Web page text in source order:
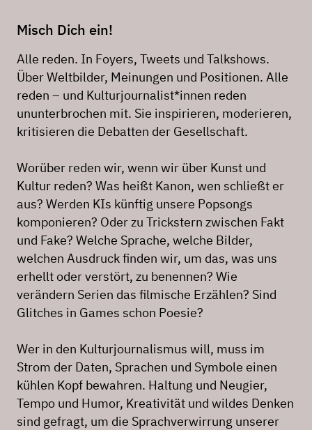
Misch Dich ein!
Alle reden. In Foyers, Tweets und Talkshows.
Über Weltbilder, Meinungen und Positionen. Alle
reden – und Kulturjournalist*innen reden
ununterbrochen mit. Sie inspirieren, moderieren,
kritisieren die Debatten der Gesellschaft.
Worüber reden wir, wenn wir über Kunst und
Kultur reden? Was heißt Kanon, wen schließt er
aus? Werden KIs künftig unsere Popsongs
komponieren? Oder zu Trickstern zwischen Fakt
und Fake? Welche Sprache, welche Bilder,
welchen Ausdruck finden wir, um das, was uns
erhellt oder verstört, zu benennen? Wie
verändern Serien das filmische Erzählen? Sind
Glitches in Games schon Poesie?
Wer in den Kulturjournalismus will, muss im
Strom der Daten, Sprachen und Symbole einen
kühlen Kopf bewahren. Haltung und Neugier,
Tempo und Humor, Kreativität und wildes Denken
sind gefragt, um die Sprachverwirrung unserer